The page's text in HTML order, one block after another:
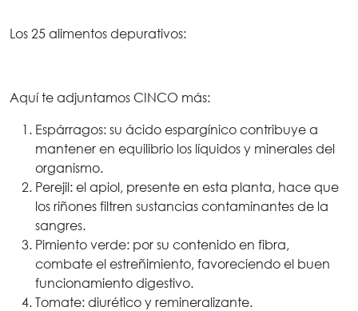
Los 25 alimentos depurativos:
Aquí te adjuntamos CINCO más:
Espárragos: su ácido espargínico contribuye a
mantener en equilibrio los líquidos y minerales del
organismo.
Perejil: el apiol, presente en esta planta, hace que
los riñones filtren sustancias contaminantes de la
sangres.
Pimiento verde: por su contenido en fibra,
combate el estreñimiento, favoreciendo el buen
funcionamiento digestivo.
Tomate: diurético y remineralizante.